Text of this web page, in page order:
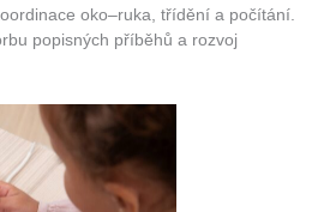
oko–ruka, třídění a počítání.
popisných příběhů a rozvoj